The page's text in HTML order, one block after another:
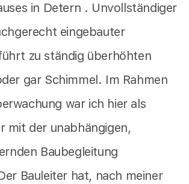
in Detern . Unvollständiger
eingebauter
zu ständig überhöhten
gar Schimmel. Im Rahmen
war ich hier als
mit der unabhängigen,
Baubegleitung
Bauleiter hat, nach meiner